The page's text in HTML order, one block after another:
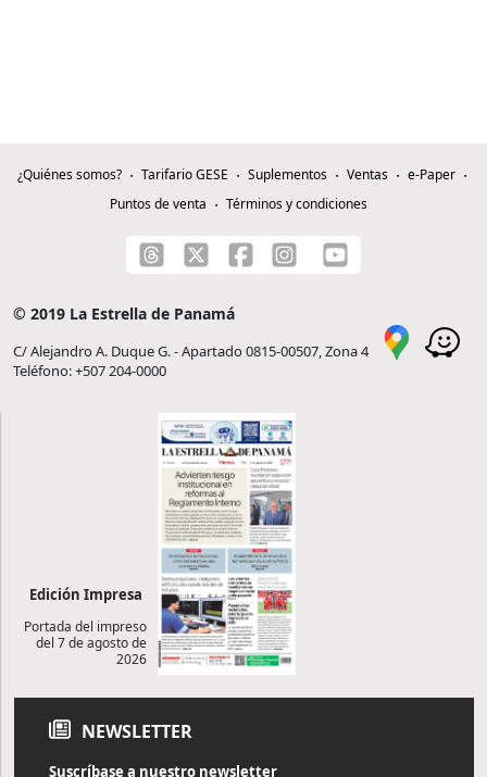
¿Quiénes somos? Tarifario GESE Suplementos Ventas
e-Paper
Puntos de venta
Términos y condiciones
© 2019 La Estrella de Panamá
C/ Alejandro A. Duque G. - Apartado 0815-00507, Zona 4
Teléfono: +507 204-0000
Edición Impresa
Portada del impreso
del 7 de agosto de
2026
NEWSLETTER
Suscríbase a nuestro newsletter